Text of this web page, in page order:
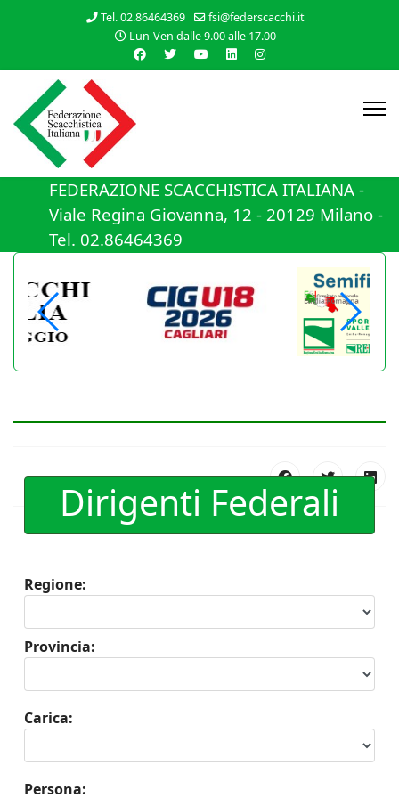
Tel. 02.86464369
fsi@federscacchi.it
Lun-Ven dalle 9.00 alle 17.00
FEDERAZIONE SCACCHISTICA ITALIANA -
Viale Regina Giovanna, 12 - 20129 Milano -
Tel. 02.86464369
Dirigenti Federali
Regione:
Provincia:
Carica:
Persona: